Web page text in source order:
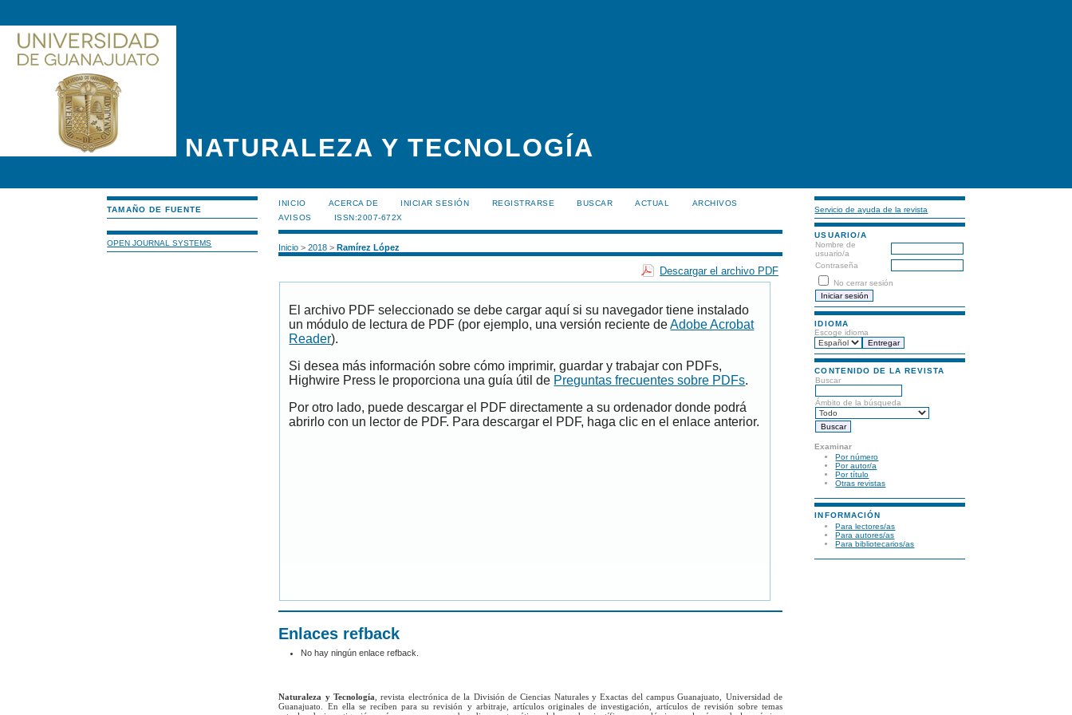
NATURALEZA Y TECNOLOGÍA
TAMAÑO DE FUENTE
OPEN JOURNAL SYSTEMS
Servicio de ayuda de la revista
USUARIO/A
Nombre de
usuario/a
Contraseña
No cerrar sesión
IDIOMA
Escoge idioma
CONTENIDO DE LA REVISTA
Buscar
Ámbito de la búsqueda
Examinar
Por número
Por autor/a
Por título
Otras revistas
INFORMACIÓN
Para lectores/as
Para autores/as
Para bibliotecarios/as
INICIO ACERCA DE INICIAR SESIÓN REGISTRARSE BUSCAR ACTUAL
ARCHIVOS
AVISOS
ISSN:2007-672X
Inicio >2018 >Ramírez López
Descargar el archivo PDF
El archivo PDF seleccionado se debe cargar aquí si su navegador tiene instalado
un módulo de lectura de PDF (por ejemplo, una versión reciente deAdobe Acrobat
Reader).
Si desea más información sobre cómo imprimir, guardar y trabajar con PDFs,
Highwire Press le proporciona una guía útil de Preguntas frecuentes sobre PDFs.
Por otro lado, puede descargar el PDF directamente a su ordenador donde podrá
abrirlo con un lector de PDF. Para descargar el PDF, haga clic en el enlace anterior.
Enlaces refback
No hay ningún enlace refback.
Naturaleza y Tecnología , revista electrónica de la División de Ciencias Naturales y Exactas del campus Guanajuato, Universidad de
Guanajuato. En ella se reciben para su revisión y arbitraje, artículos originales de investigación, artículos de revisión sobre temas